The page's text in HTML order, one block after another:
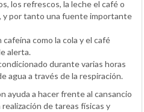
los refrescos, la leche el café o
y por tanto una fuente importante
como la cola y el café
alerta.
durante varias horas
agua a través de la respiración.
ayuda a hacer frente al cansancio
de tareas físicas y